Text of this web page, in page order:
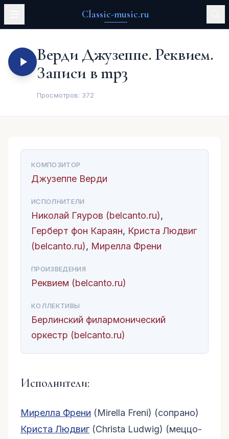
Classic-music.ru
Верди Джузеппе. Реквием.
Записи в mp3
Просмотров: 372
КОМПОЗИТОР
Джузеппе Верди
ИСПОЛНИТЕЛИ
Николай Гяуров (belcanto.ru),
Герберт фон Караян, Криста Людвиг
(belcanto.ru), Мирелла Френи
ПРОИЗВЕДЕНИЯ
Реквием (belcanto.ru)
КОЛЛЕКТИВЫ
Берлинский филармонический
оркестр (belcanto.ru)
Исполнители:
Мирелла Френи (Mirella Freni) (сопрано)
Криста Людвиг(Christa Ludwig) (меццо-